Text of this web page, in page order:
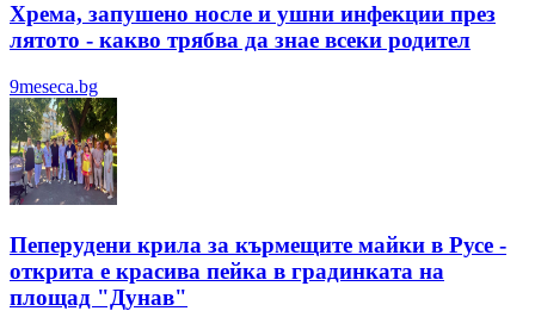
Хрема, запушено носле и ушни инфекции през
лятотo - какво трябва да знае всеки родител
9meseca.bg
Пеперудени крила за кърмещите майки в Русе -
открита е красива пейка в градинката на
площад "Дунав"